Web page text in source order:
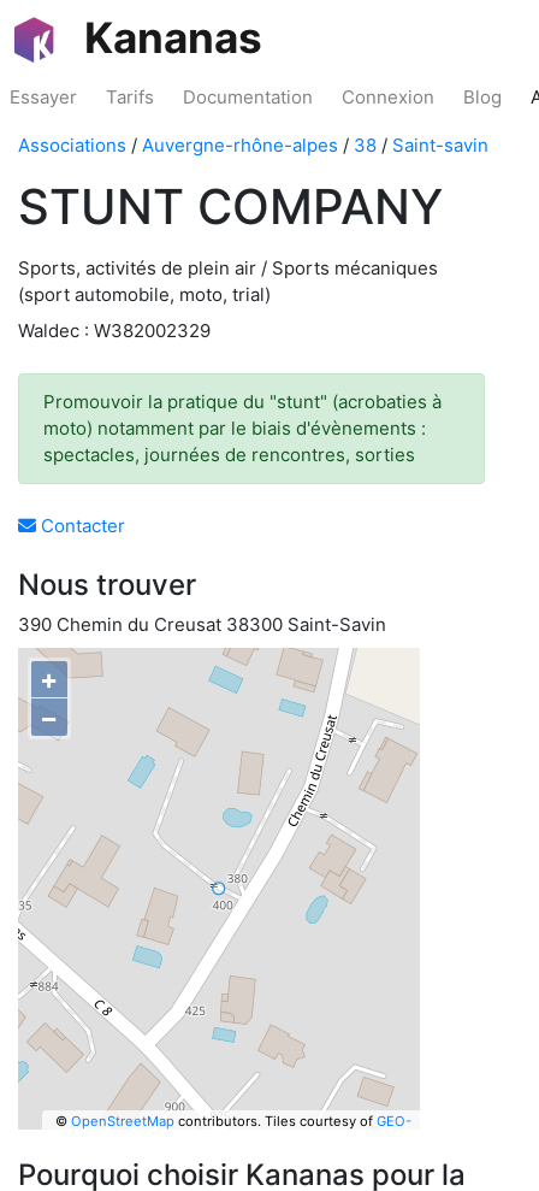
Kananas
Essayer Tarifs Documentation Connexion Blog
Associations / Auvergne-rhône-alpes / 38 / Saint-savin
STUNT COMPANY
Sports, activités de plein air / Sports mécaniques
(sport automobile, moto, trial)
Waldec : W382002329
Promouvoir la pratique du "stunt" (acrobaties à
moto) notamment par le biais d'évènements :
spectacles, journées de rencontres, sorties
Contacter
Nous trouver
390 Chemin du Creusat 38300 Saint-Savin
+
−
© OpenStreetMapcontributors. Tiles courtesy of GEO-
Pourquoi choisir Kananas pour la